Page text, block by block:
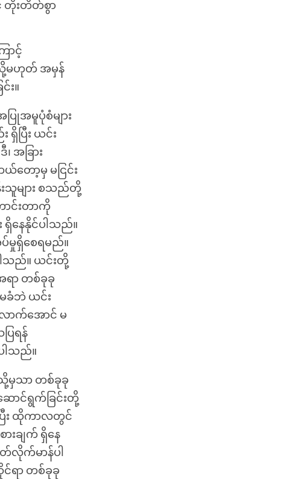
တိုးတိတ်စွာ
ာင့်
သို့မဟုတ် အမှန်
း။
ြုအမူပုံစံများ
ရှိပြီး ယင်း
အခြား
တော့မှ မငြင်း
သူများ စသည်တို့
ာင်းတာကို
နေနိုင်ပါသည်။
မှုရှိစေရမည်။
ါသည်။ ယင်းတို့
ရာ တစ်ခုခု
ခံဘဲ ယင်း
ာက်အောင် မ
ြရန်
ါသည်။
သို့မှသာ တစ်ခုခု
ောင်ရွက်ခြင်းတို့
ြီး ထိုကာလတွင်
ချက် ရှိနေ
လိုက်မာန်ပါ
င်ရာ တစ်ခုခု